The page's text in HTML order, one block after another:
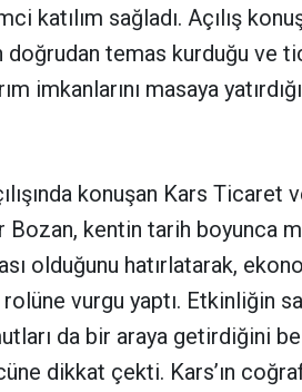
katılım sağladı. Açılış
doğrudan temas kurduğu
imkanlarını masaya
konuşan Kars Ticaret
Bozan, kentin tarih boyunca
olduğunu hatırlatarak,
rolüne vurgu yaptı. Etkinliğin
da bir araya getirdiğini
dikkat çekti. Kars’ın